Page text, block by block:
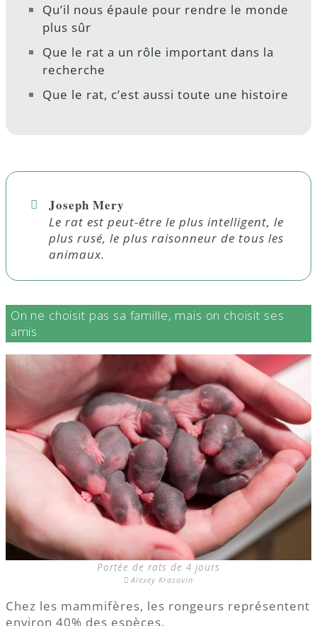
Qu’il nous épaule pour rendre le monde
plus sûr
Que le rat a un rôle important dans la
recherche
Que le rat, c’est aussi toute une histoire
Joseph Mery
Le rat est peut-être le plus intelligent, le
plus rusé, le plus raisonneur de tous les
animaux.
On ne choisit pas sa famille, mais on choisit ses
amis
Portée de rats de 4 jours
Alexey Krasavin
Chez les mammifères, les rongeurs représentent
environ 40% des espèces.